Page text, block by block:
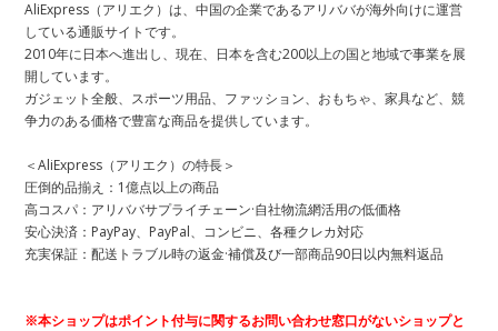
AliExpress（アリエク）は、中国の企業であるアリババが海外向けに運営
している通販サイトです。
2010年に日本へ進出し、現在、日本を含む200以上の国と地域で事業を展
開しています。
ガジェット全般、スポーツ用品、ファッション、おもちゃ、家具など、競
争力のある価格で豊富な商品を提供しています。
＜AliExpress（アリエク）の特長＞
圧倒的品揃え：1億点以上の商品
高コスパ：アリババサプライチェーン·自社物流網活用の低価格
安心決済：PayPay、PayPal、コンビニ、各種クレカ対応
充実保証：配送トラブル時の返金·補償及び一部商品90日以内無料返品
※本ショップはポイント付与に関するお問い合わせ窓口がないショップと